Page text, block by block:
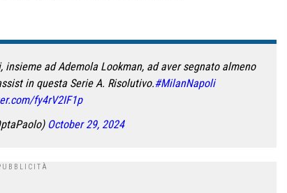
ad Ademola Lookman, ad aver segnato almeno
in questa Serie A. Risolutivo.#MilanNapoli
fy4rV2IF1p
October 29, 2024